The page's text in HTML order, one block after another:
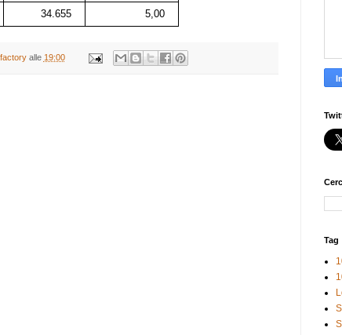
34.655 5,00
alle 19:00
Tag